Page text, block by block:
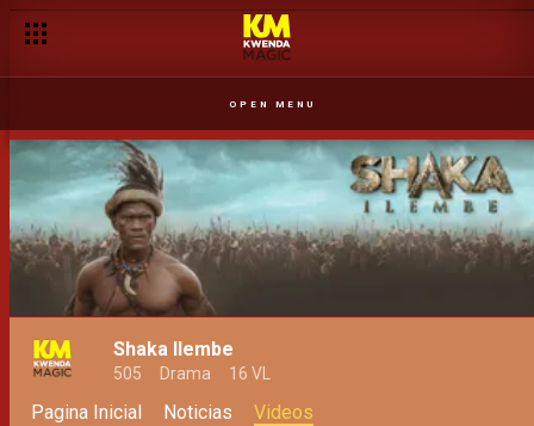
OPEN MENU
Shaka Ilembe
505 Drama 16 VL
Pagina Inicial Noticias Videos